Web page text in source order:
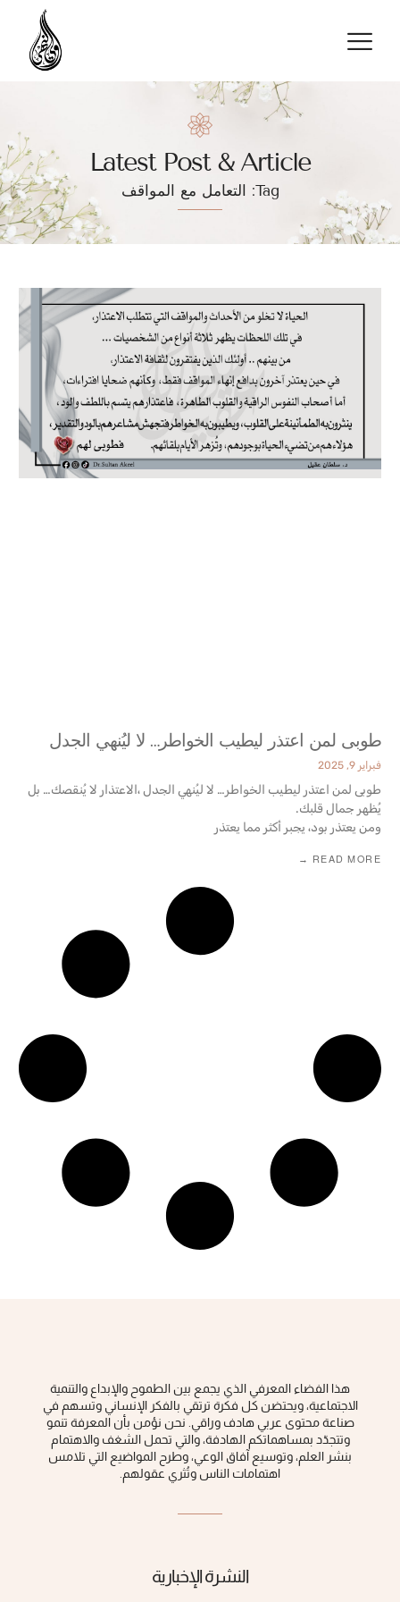
Latest Post & Article
Tag: التعامل مع المواقف
طوبى لمن اعتذر ليطيب الخواطر… لا ليُنهي الجدل
فبراير 9, 2025
طوبى لمن اعتذر ليطيب الخواطر… لا ليُنهي الجدل ،الاعتذار لا يُنقصك… بل
يُظهر جمال قلبك.
ومن يعتذر بود، يجبر أكثر مما يعتذر
READ MORE →
هذا الفضاء المعرفي الذي يجمع بين الطموح والإبداع والتنمية
الاجتماعية، ويحتضن كل فكرة ‏ترتقي بالفكر الإنساني وتسهم في
صناعة محتوى عربي هادف وراقي‎.‎ نحن نؤمن بأن المعرفة تنمو
وتتجدّد بمساهماتكم الهادفة، والتي تحمل الشغف والاهتمام
بنشر العلم، وتوسيع آفاق الوعي، ‏وطرح المواضيع التي تلامس
اهتمامات الناس وتُثري عقولهم‎.‎
النشرة الإخبارية